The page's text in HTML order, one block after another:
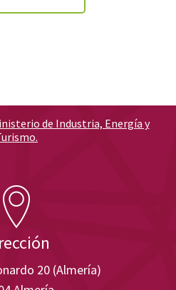
20 (Almería)
de Industria, Energía y